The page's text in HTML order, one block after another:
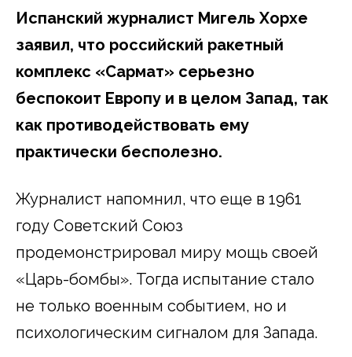
Испанский журналист Мигель Хорхе
заявил, что российский ракетный
комплекс «Сармат» серьезно
беспокоит Европу и в целом Запад, так
как противодействовать ему
практически бесполезно.
Журналист напомнил, что еще в 1961
году Советский Союз
продемонстрировал миру мощь своей
«Царь-бомбы». Тогда испытание стало
не только военным событием, но и
психологическим сигналом для Запада.